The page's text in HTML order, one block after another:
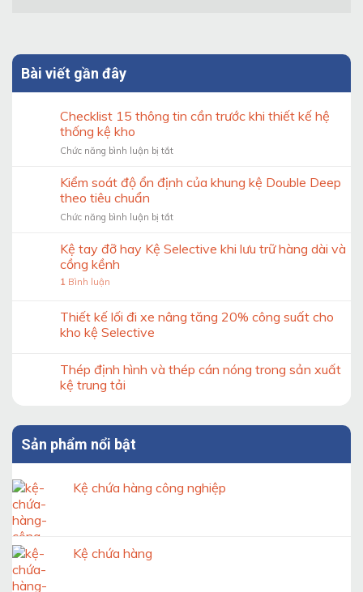
Bài viết gần đây
Checklist 15 thông tin cần trước khi thiết kế hệ
thống kệ kho
Chức năng bình luận bị tắtở
15
thông
cần
khi
kệ
Kiểm soát độ ổn định của khung kệ Double Deep
theo tiêu chuẩn
Chức năng bình luận bị tắtở
soát
độ
khung
kệ
theo
Kệ tay đỡ hay Kệ Selective khi lưu trữ hàng dài và
cồng kềnh
1 Bình luận
Thiết kế lối đi xe nâng tăng 20% công suất cho
kho kệ Selective
Thép định hình và thép cán nóng trong sản xuất
kệ trung tải
Sản phẩm nổi bật
Kệ chứa hàng công nghiệp
Kệ chứa hàng